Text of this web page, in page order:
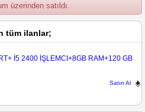
üzerinden satıldı.
tüm ilanlar;
İ5 2400 İŞLEMCI+8GB RAM+120 GB
Satın Al